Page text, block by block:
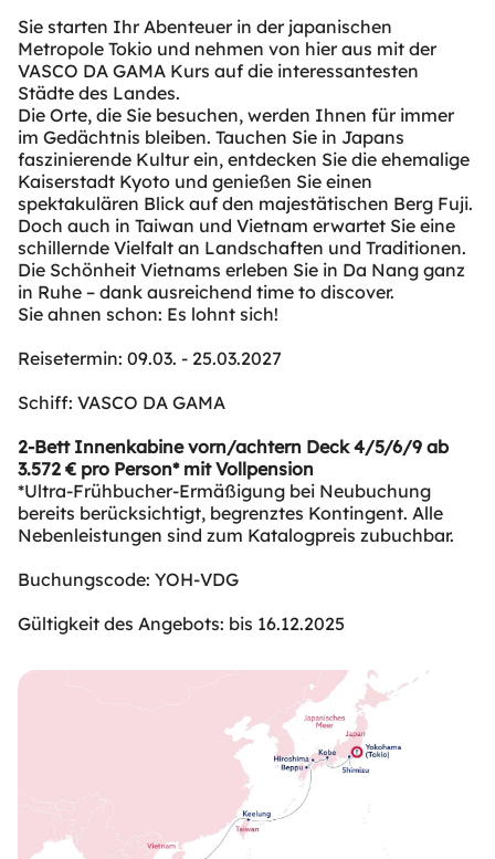
Sie starten Ihr Abenteuer in der japanischen
Metropole Tokio und nehmen von hier aus mit der
VASCO DA GAMA Kurs auf die interessantesten
Städte des Landes.
Die Orte, die Sie besuchen, werden Ihnen für immer
im Gedächtnis bleiben. Tauchen Sie in Japans
faszinierende Kultur ein, entdecken Sie die ehemalige
Kaiserstadt Kyoto und genießen Sie einen
spektakulären Blick auf den majestätischen Berg Fuji.
Doch auch in Taiwan und Vietnam erwartet Sie eine
schillernde Vielfalt an Landschaften und Traditionen.
Die Schönheit Vietnams erleben Sie in Da Nang ganz
in Ruhe – dank ausreichend time to discover.
Sie ahnen schon: Es lohnt sich!
Reisetermin: 09.03. - 25.03.2027
Schiff: VASCO DA GAMA
2-Bett Innenkabine vorn/achtern Deck 4/5/6/9 ab
3.572 € pro Person* mit Vollpension
*Ultra-Frühbucher-Ermäßigung bei Neubuchung
bereits berücksichtigt, begrenztes Kontingent. Alle
Nebenleistungen sind zum Katalogpreis zubuchbar.
Buchungscode: YOH-VDG
Gültigkeit des Angebots: bis 16.12.2025